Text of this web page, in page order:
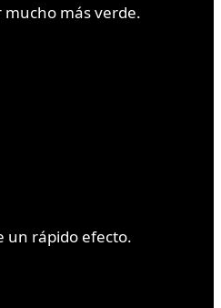
más verde.
un rápido efecto.